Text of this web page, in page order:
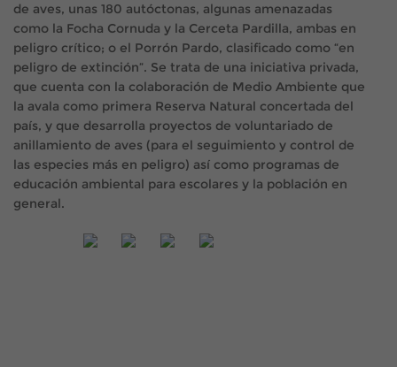
de aves, unas 180 autóctonas, algunas amenazadas
como la Focha Cornuda y la Cerceta Pardilla, ambas en
peligro crítico; o el Porrón Pardo, clasificado como “en
peligro de extinción”. Se trata de una iniciativa privada,
que cuenta con la colaboración de Medio Ambiente que
la avala como primera Reserva Natural concertada del
país, y que desarrolla proyectos de voluntariado de
anillamiento de aves (para el seguimiento y control de
las especies más en peligro) así como programas de
educación ambiental para escolares y la población en
general.